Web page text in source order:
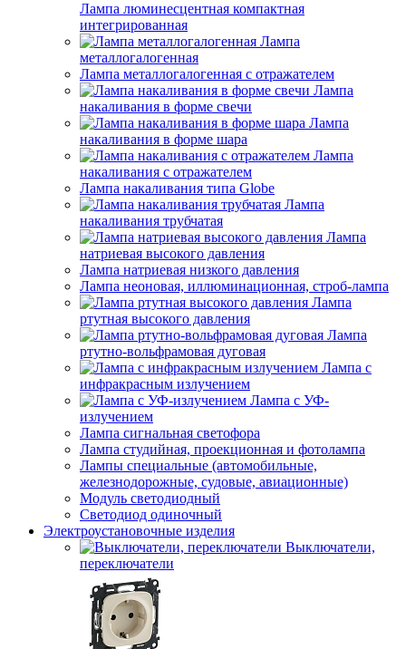
Лампа люминесцентная компактная
интегрированная
Лампа
металлогалогенная
Лампа металлогалогенная с отражателем
Лампа
накаливания в форме свечи
Лампа
накаливания в форме шара
Лампа
накаливания с отражателем
Лампа накаливания типа Globe
Лампа
накаливания трубчатая
Лампа
натриевая высокого давления
Лампа натриевая низкого давления
Лампа неоновая, иллюминационная, строб-лампа
Лампа
ртутная высокого давления
Лампа
ртутно-вольфрамовая дуговая
Лампа с
инфракрасным излучением
Лампа с УФ-
излучением
Лампа сигнальная светофора
Лампа студийная, проекционная и фотолампа
Лампы специальные (автомобильные,
железнодорожные, судовые, авиационные)
Модуль светодиодный
Светодиод одиночный
Электроустановочные изделия
Выключатели,
переключатели